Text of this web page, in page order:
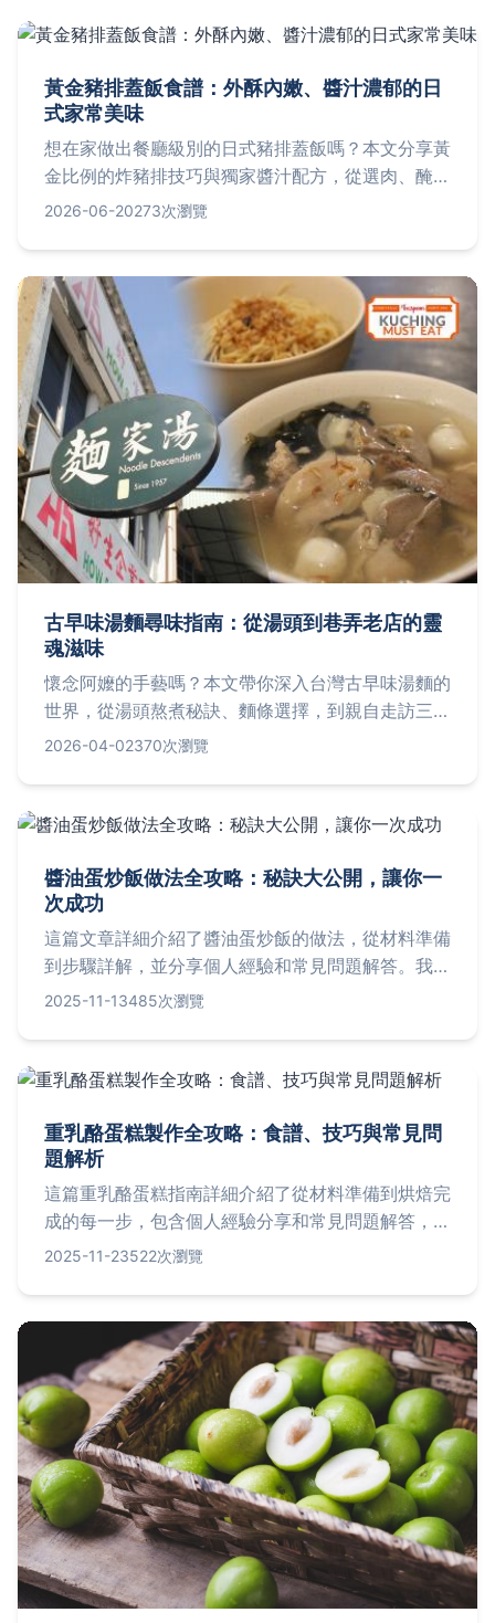
黃金豬排蓋飯食譜：外酥內嫩、醬汁濃郁的日
式家常美味
想在家做出餐廳級別的日式豬排蓋飯嗎？本文分享黃
金比例的炸豬排技巧與獨家醬汁配方，從選肉、醃
製、油炸到醬汁熬煮，一步步教你做出外皮酥脆、肉
2026-06-20273次瀏覽
古早味湯麵尋味指南：從湯頭到巷弄老店的靈
魂滋味
懷念阿嬤的手藝嗎？本文帶你深入台灣古早味湯麵的
世界，從湯頭熬煮秘訣、麵條選擇，到親自走訪三家
必吃老店，完整解析如何辨別一碗真正的古早味，並
2026-04-02370次瀏覽
醬油蛋炒飯做法全攻略：秘訣大公開，讓你一
次成功
這篇文章詳細介紹了醬油蛋炒飯的做法，從材料準備
到步驟詳解，並分享個人經驗和常見問題解答。我們
會探討如何選擇米飯、醬油品牌比較、避免炒飯黏鍋
用建議。
2025-11-13485次瀏覽
重乳酪蛋糕製作全攻略：食譜、技巧與常見問
題解析
這篇重乳酪蛋糕指南詳細介紹了從材料準備到烘焙完
成的每一步，包含個人經驗分享和常見問題解答，幫
助您避免常見錯誤，做出完美的重乳酪蛋糕。無論是
2025-11-23522次瀏覽